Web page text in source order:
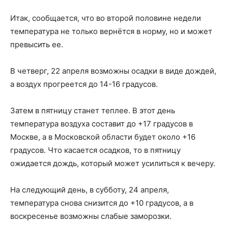
Итак, сообщается, что во второй половине недели
температура не только вернётся в норму, но и может
превысить ее.
В четверг, 22 апреля возможны осадки в виде дождей,
а воздух прогреется до 14-16 градусов.
Затем в пятницу станет теплее. В этот день
температура воздуха составит до +17 градусов в
Москве, а в Московской области будет около +16
градусов. Что касается осадков, то в пятницу
ожидается дождь, который может усилиться к вечеру.
На следующий день, в субботу, 24 апреля,
температура снова снизится до +10 градусов, а в
воскресенье возможны слабые заморозки.